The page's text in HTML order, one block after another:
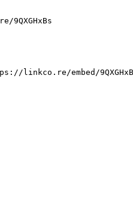
linkco.re/embed/